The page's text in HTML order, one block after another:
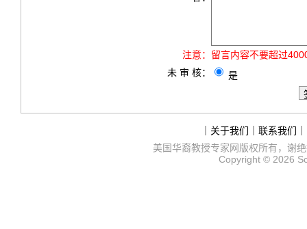
注意： 留言内容不要超过
未 审 核：
是
关于我们 联系我们
美国华裔教授专家网版权所有，谢
Copyright © 2026